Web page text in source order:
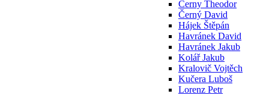
Cerny Theodor
Černý David
Hájek Štěpán
Havránek David
Havránek Jakub
Kolář Jakub
Kralovič Vojtěch
Kučera Luboš
Lorenz Petr